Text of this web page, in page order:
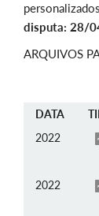
disputa: 28/
ARQUIVOS
DATA
2022
2022